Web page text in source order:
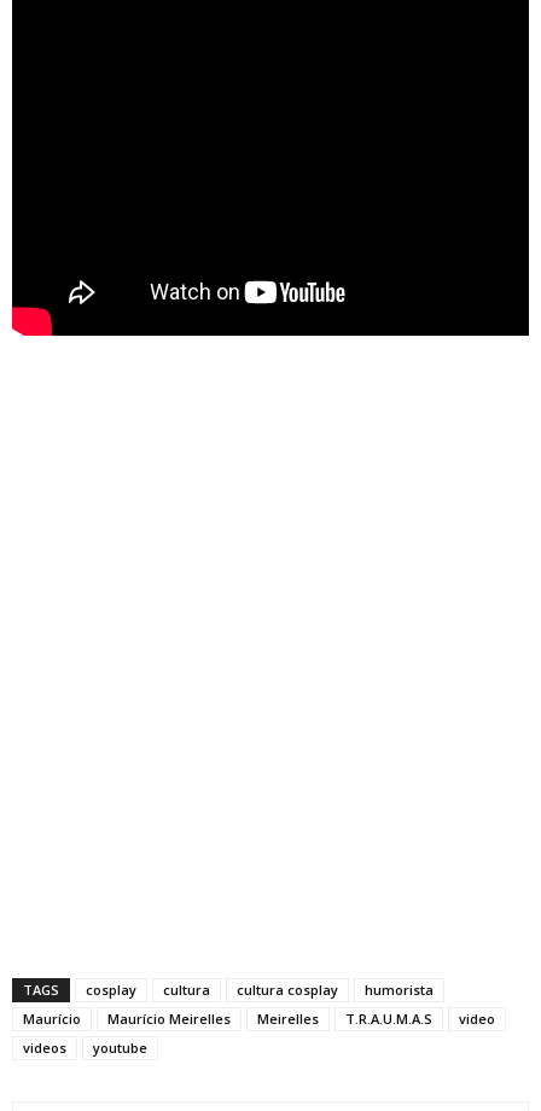
TAGS cosplay cultura cultura cosplay
humorista
Maurício
Maurício Meirelles Meirelles T.R.A.U.M.A.S
video
videos
youtube